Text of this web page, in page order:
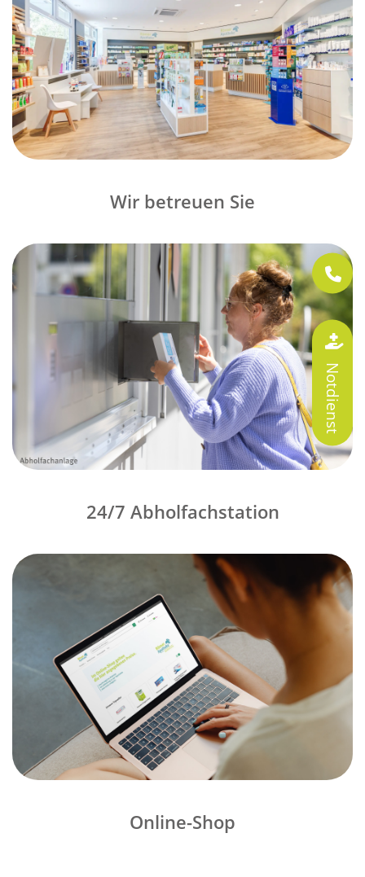
Notdienst
Wir betreuen Sie
24/7 Abholfachstation
Online-Shop